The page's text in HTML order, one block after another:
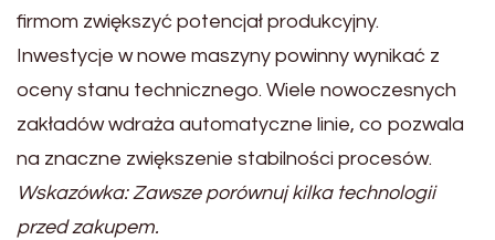
firmom zwiększyć potencjał produkcyjny.
Inwestycje w nowe maszyny powinny wynikać z
oceny stanu technicznego. Wiele nowoczesnych
zakładów wdraża automatyczne linie, co pozwala
na znaczne zwiększenie stabilności procesów.
Wskazówka: Zawsze porównuj kilka technologii
przed zakupem.